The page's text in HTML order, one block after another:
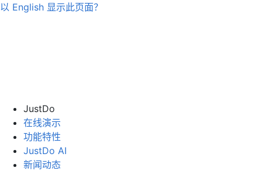
以 English 显示此页面？
JustDo
在线演示
功能特性
JustDo AI
新闻动态